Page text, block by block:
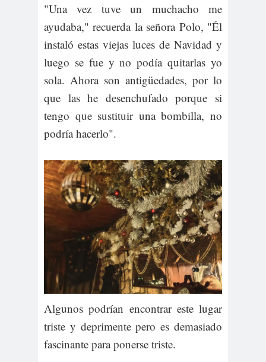
"Una vez tuve un muchacho me
ayudaba," recuerda la señora Polo, "Él
instaló estas viejas luces de Navidad y
luego se fue y no podía quitarlas yo
sola. Ahora son antigüedades, por lo
que las he desenchufado porque si
tengo que sustituir una bombilla, no
podría hacerlo".
Algunos podrían encontrar este lugar
triste y deprimente pero es demasiado
fascinante para ponerse triste.